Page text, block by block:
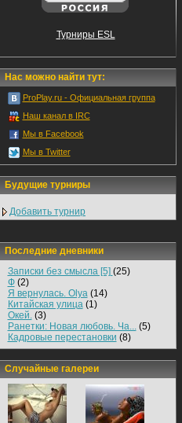
Турниры ESL
Нас можно найти тут:
ProPlay.ru - Официальная группа
Наш канал в IRC
Мы в Facebook
Мы в Twitter
Будущие турниры
Добавить турнир
Последние дневники
Записки без смысла [5] (25)
Ф(2)
Я вернулась. Olya(14)
Китайская улица(1)
Окей.(3)
Ранетки: Новая любовь. Ча...(5)
Кадровые перестановки (8)
Случайные галереи